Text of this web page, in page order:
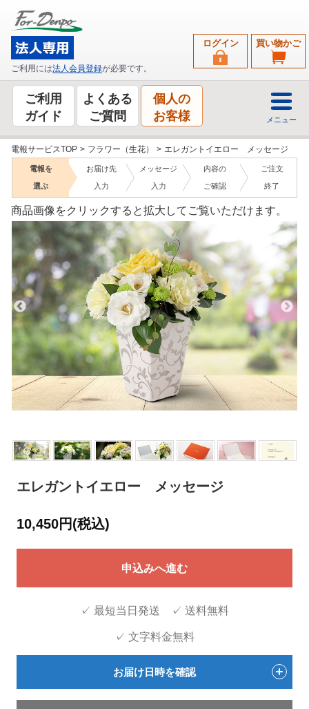
ご利用には法人会員登録が必要です。
買い物かご
ログイン
ご利用
ガイド
よくある
ご質問
個人の
お客様
メニュー
電報サービスTOP > フラワー（生花） > エレガントイエロー メッセージ
電報を
選ぶ
お届け先
入力
メッセージ
入力
内容の
ご確認
ご注文
終了
商品画像をクリックすると拡大してご覧いただけます。
エレガントイエロー メッセージ
10,450円(税込)
申込みへ進む
✓ 最短当日発送 ✓ 送料無料
✓ 文字料金無料
お届け日時を確認